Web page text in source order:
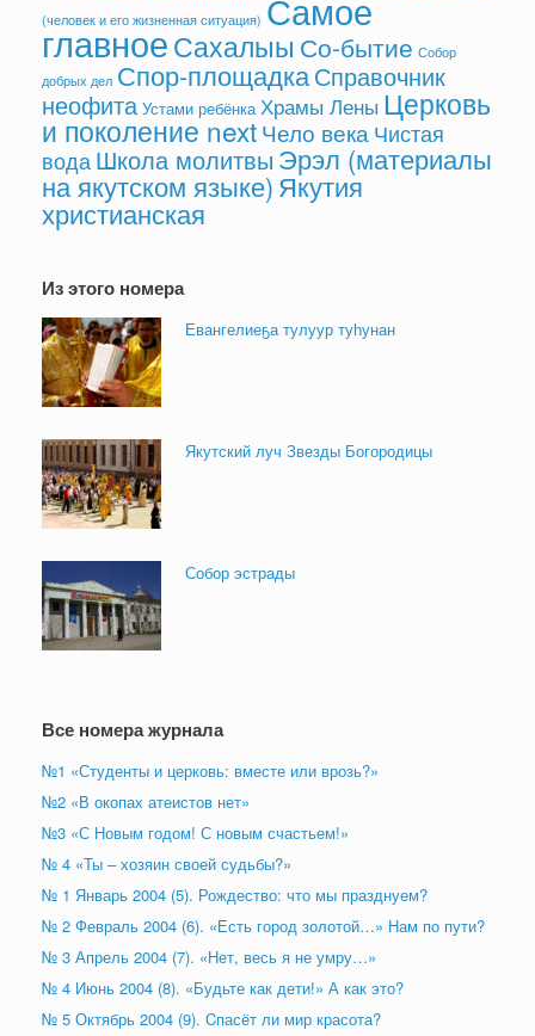
(человек и его жизненная ситуация)
главноеСахалыы Со-бытие Собор
добрых дел Спор-площадкаСправочник
неофита Устами ребёнка Храмы Лены Церковь
и поколение nextЧело векаЧистая
вода Школа молитвы Эрэл (материалы
на якутском языке)Якутия
христианская
Из этого номера
Евангелиеҕа тулуур туһунан
Якутский луч Звезды Богородицы
Собор эстрады
Все номера журнала
№1 «Студенты и церковь: вместе или врозь?»
№2 «В окопах атеистов нет»
№3 «С Новым годом! С новым счастьем!»
№ 4 «Ты – хозяин своей судьбы?»
№ 1 Январь 2004 (5). Рождество: что мы празднуем?
№ 2 Февраль 2004 (6). «Есть город золотой…» Нам по пути?
№ 3 Апрель 2004 (7). «Нет, весь я не умру…»
№ 4 Июнь 2004 (8). «Будьте как дети!» А как это?
№ 5 Октябрь 2004 (9). Cпасёт ли мир красота?